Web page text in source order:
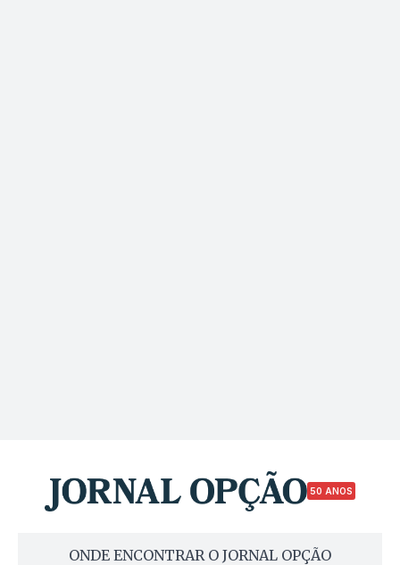
50 ANOS
ONDE ENCONTRAR O JORNAL OPÇÃO